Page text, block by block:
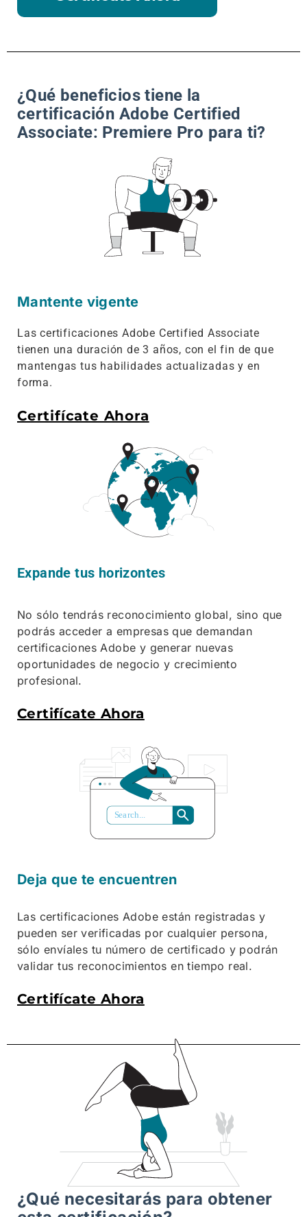
¿Qué beneficios tiene la
certificación Adobe Certified
Associate: Premiere Pro para ti?
Mantente vigente
Las certificaciones Adobe Certified Associate
tienen una duración de 3 años, con el fin de que
mantengas tus habilidades actualizadas y en
forma.
Certifícate Ahora
Expande tus horizontes
No sólo tendrás reconocimiento global, sino que
podrás acceder a empresas que demandan
certificaciones Adobe y generar nuevas
oportunidades de negocio y crecimiento
profesional.
Certifícate Ahora
Search...
Deja que te encuentren
Las certificaciones Adobe están registradas y
pueden ser verificadas por cualquier persona,
sólo envíales tu número de certificado y podrán
validar tus reconocimientos en tiempo real.
Certifícate Ahora
¿Qué necesitarás para obtener